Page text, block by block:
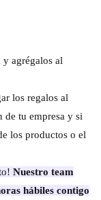
y agrégalos al
los regalos al
tu empresa y si
los productos o el
Nuestro team
hábiles contigo